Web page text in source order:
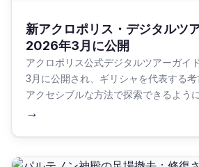
新アクロポリス・デジタルツ
2026年3月に公開
アクロポリス公式デジタルツアーガイ
3月に公開され、ギリシャを代表する
アクセシブルな方法で探索できるよう
→